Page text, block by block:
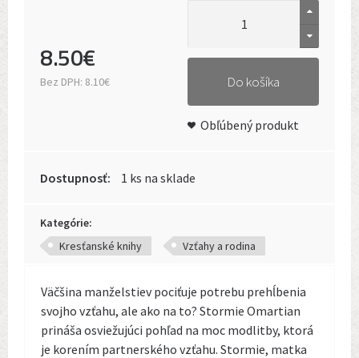
8.50€
Bez DPH: 8.10€ Do košíka
Obľúbený produkt
Dostupnosť: 1 ks na sklade
Kategórie:
Kresťanské knihy
Vzťahy a rodina
Väčšina manželstiev pociťuje potrebu prehĺbenia
svojho vzťahu, ale ako na to? Stormie Omartian
prináša osviežujúci pohľad na moc modlitby, ktorá
je korením partnerského vzťahu. Stormie, matka